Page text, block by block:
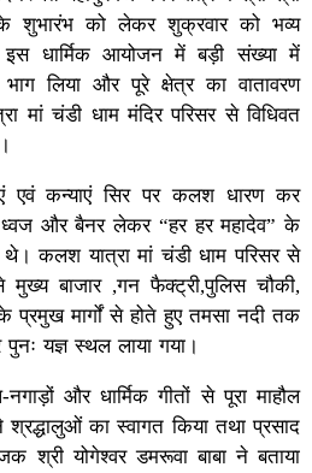
के शुभारंभ को लेकर शुक्रवार को भव्य
धार्मिक आयोजन में बड़ी संख्या में
लिया और पूरे क्षेत्र का वातावरण
मां चंडी धाम मंदिर परिसर से विधिवत
एवं कन्याएं सिर पर कलश धारण कर
ध्वज और बैनर लेकर “हर हर महादेव” के
कलश यात्रा मां चंडी धाम परिसर से
बाजार ,गन फैक्ट्री,पुलिस चौकी,
प्रमुख मार्गों से होते हुए तमसा नदी तक
यज्ञ स्थल लाया गया।
और धार्मिक गीतों से पूरा माहौल
का स्वागत किया तथा प्रसाद
श्री योगेश्वर डमरूवा बाबा ने बताया